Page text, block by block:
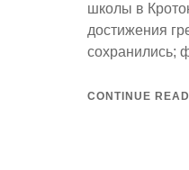
школы в
достижения
сохранились;
CONTINUE